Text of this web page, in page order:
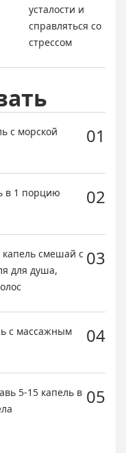
усталости и
справляться со
стрессом
с морской
01
в 1 порцию
02
смешай с
для душа,
03
с массажным
04
5-15 капель в 05